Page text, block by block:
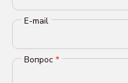
E-mail
Вопрос *